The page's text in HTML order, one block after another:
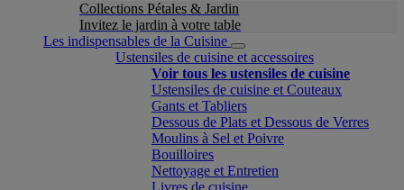
Collections Pétales & Jardin
Invitez le jardin à votre table
Les indispensables de la Cuisine
Ustensiles de cuisine et accessoires
Voir tous les ustensiles de cuisine
Ustensiles de cuisine et Couteaux
Gants et Tabliers
Dessous de Plats et Dessous de Verres
Moulins à Sel et Poivre
Bouilloires
Nettoyage et Entretien
Livres de cuisine